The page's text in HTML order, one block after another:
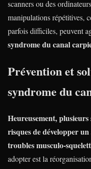
scanners ou des
manipulations répétitives,
parfois difficiles, peuvent
syndrome du canal
Prévention et
syndrome du
Heureusement,
risques de développer
troubles musculo-
adopter est la